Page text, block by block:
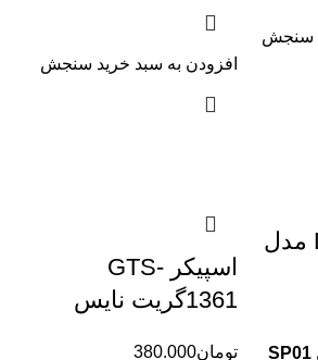
سنجش
افزودن به سبد خرید سنجش
اسپیکر DAVIN مدل
اسپیکر GTS-
1361گریت نایس
تومان380.000